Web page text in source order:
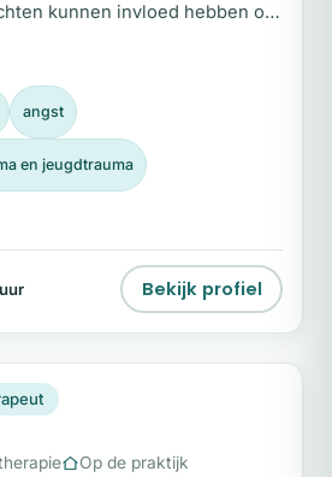
kunnen invloed hebben op
te krijgen in de oorsprong
en ze stap voor stap te
therapeut en coach begeleid ik
helderheid en
ervaren in hun leven.
angst
en jeugdtrauma
Bekijk profiel
KB
Op de praktijk